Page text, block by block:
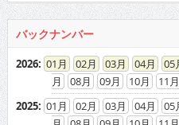
バックナンバー
2026: 01 02 03 04 05
08
09 10 11
2025: 01 02 03 04 05